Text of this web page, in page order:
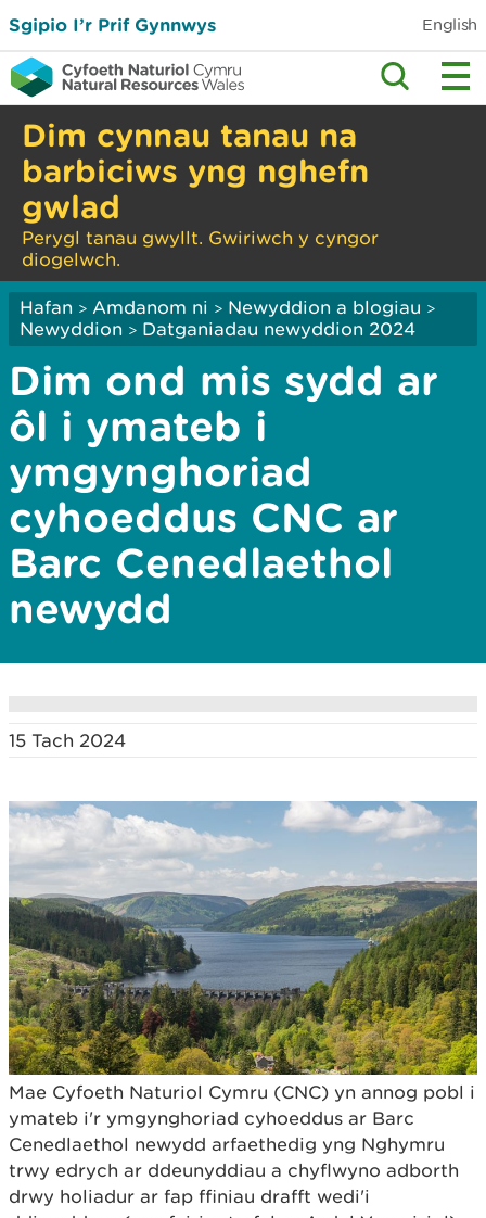
Sgipio I’r Prif Gynnwys English
Dim cynnau tanau na
barbiciws yng nghefn
gwlad
Perygl tanau gwyllt. Gwiriwch y cyngor
diogelwch.
Hafan > Amdanom ni > Newyddion a blogiau >
Newyddion > Datganiadau newyddion 2024
Dim ond mis sydd ar
ôl i ymateb i
ymgynghoriad
cyhoeddus CNC ar
Barc Cenedlaethol
newydd
15 Tach 2024
Mae Cyfoeth Naturiol Cymru (CNC) yn annog pobl i
ymateb i'r ymgynghoriad cyhoeddus ar Barc
Cenedlaethol newydd arfaethedig yng Nghymru
trwy edrych ar ddeunyddiau a chyflwyno adborth
drwy holiadur ar fap ffiniau drafft wedi'i